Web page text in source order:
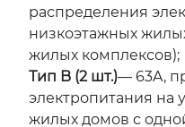
распределения
низкоэтажных
жилых комплексов);
Тип B (2 шт.)— 63A,
электропитания на
жилых домов с